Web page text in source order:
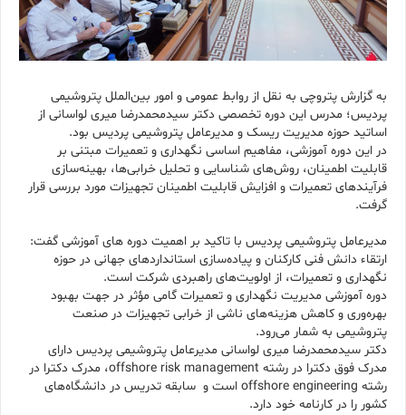
به گزارش پتروچی به نقل از روابط عمومی و امور بین‌الملل پتروشیمی
پردیس؛ مدرس این دوره تخصصی دکتر سیدمحمدرضا میری لواسانی از
اساتید حوزه مدیریت ریسک و مدیرعامل پتروشیمی پردیس بود.
در این دوره آموزشی، مفاهیم اساسی نگهداری و تعمیرات مبتنی بر
قابلیت اطمینان، روش‌های شناسایی و تحلیل خرابی‌ها، بهینه‌سازی
فرآیندهای تعمیرات و افزایش قابلیت اطمینان تجهیزات مورد بررسی قرار
گرفت.
مدیرعامل پتروشیمی پردیس با تاکید بر اهمیت دوره های آموزشی گفت:
ارتقاء دانش فنی کارکنان و پیاده‌سازی استانداردهای جهانی در حوزه
نگهداری و تعمیرات، از اولویت‌های راهبردی شرکت است.
دوره آموزشی مدیریت نگهداری و تعمیرات گامی مؤثر در جهت بهبود
بهره‌وری و کاهش هزینه‌های ناشی از خرابی تجهیزات در صنعت
پتروشیمی به شمار می‌رود.
دکتر سیدمحمدرضا میری لواسانی مدیرعامل پتروشیمی پردیس دارای
مدرک فوق دکترا در رشته offshore risk management، مدرک دکترا در
رشته offshore engineering است و سابقه تدریس در دانشگاه‌های
کشور را در کارنامه خود دارد.